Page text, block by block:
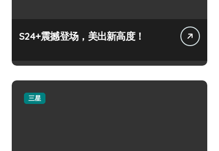
S24+震撼登场，美出新高度！
三星